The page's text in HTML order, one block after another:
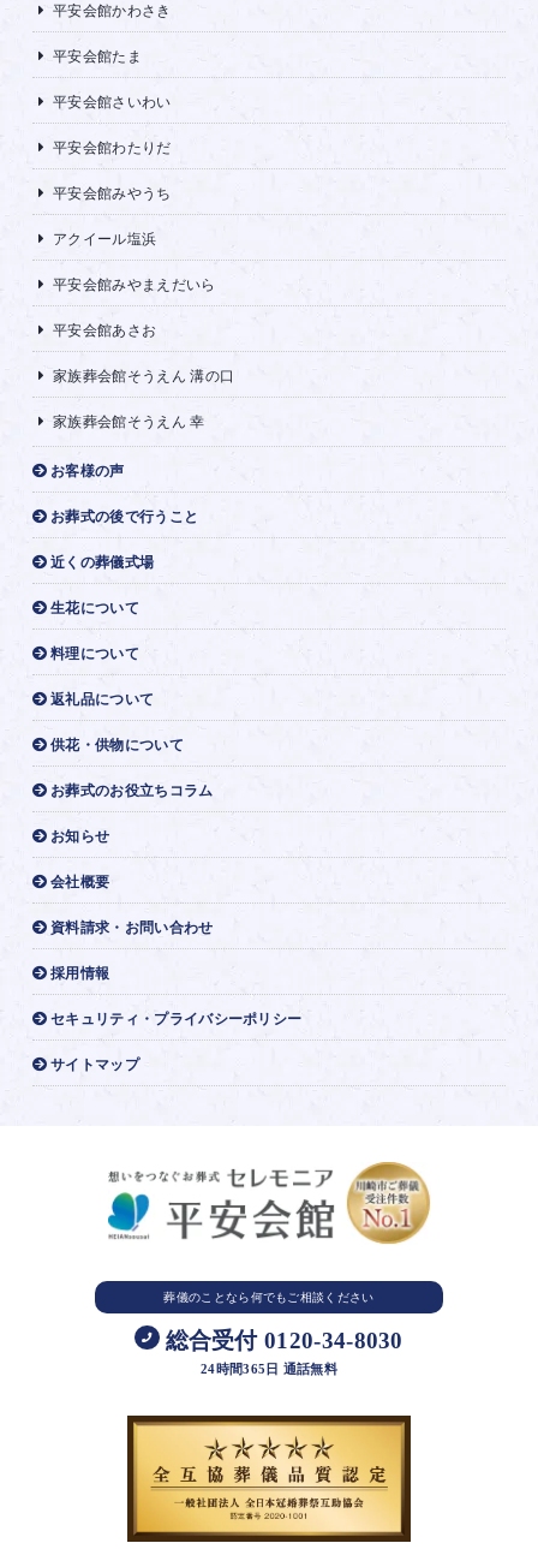
平安会館かわさき
平安会館たま
平安会館さいわい
平安会館わたりだ
平安会館みやうち
アクイール塩浜
平安会館みやまえだいら
平安会館あさお
家族葬会館そうえん 溝の口
家族葬会館そうえん 幸
お客様の声
お葬式の後で行うこと
近くの葬儀式場
生花について
料理について
返礼品について
供花・供物について
お葬式のお役立ちコラム
お知らせ
会社概要
資料請求・お問い合わせ
採用情報
セキュリティ・プライバシーポリシー
サイトマップ
葬儀のことなら何でもご相談ください
総合受付 0120-34-8030
24時間365日 通話無料